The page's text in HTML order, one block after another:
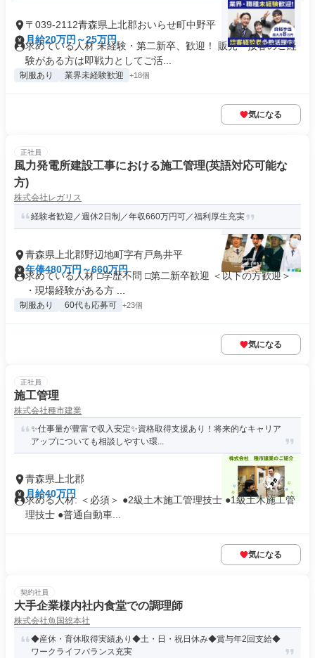
〒039-2112青森県上北郡おいらせ町中野平
月給20万円～25万円
求めている人材 未経験・第二新卒、歓迎！ 販売・接客のご経
験がある方は即戦力としてご活...
制服あり 業界未経験歓迎 +18個
気になる
正社員
風力発電所建設工事における施工管理(英語対応可能な
方)
株式会社レガリス
経験者歓迎／週休2日制／年収660万円可／福利厚生充実
青森県上北郡野辺地町字有戸鳥井平
年俸480万円～660万円
求めている人材 □学歴不問 □第二新卒歓迎 ＜以下の方歓迎＞
・現場経験がある方 ...
制服あり 60代も応募可 +23個
気になる
正社員
施工管理
株式会社種市建業
✨仕事量が豊富で収入安定✨資格取得支援あり！将来的なキャリア
アップについても相談しやすい環...
青森県上北郡
月給40万円
求める人材: ＜必須＞ ●2級土木施工管理技士 ●1級土木施工管
理技士 ●普通自動車...
気になる
契約社員
大手企業様内社内食堂での調理師
株式会社魚国総本社
◆産休・育休取得実績あり◆土・日・祝日休み◆賞与年2回支給◆
ワークライフバランス充実